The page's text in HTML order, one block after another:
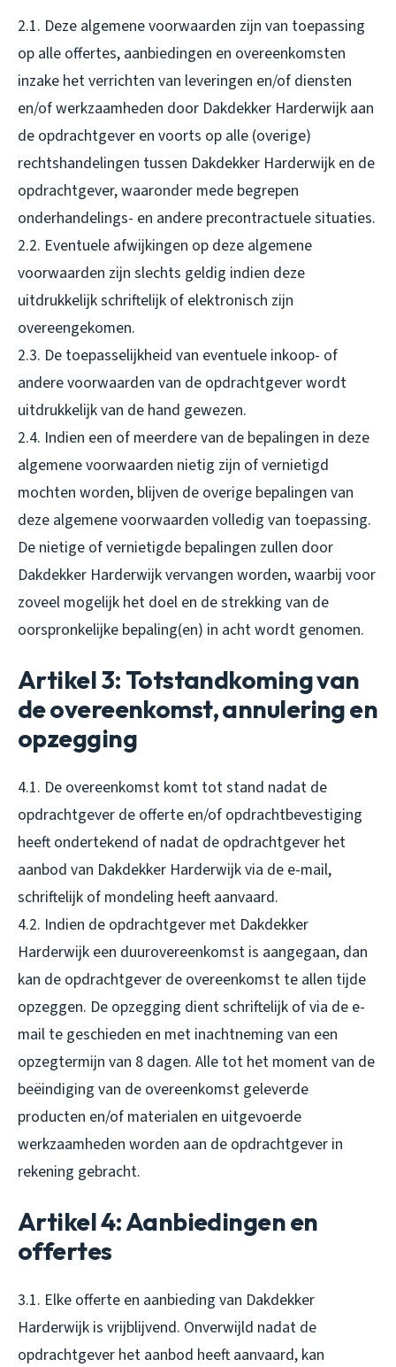
2.1. Deze algemene voorwaarden zijn van toepassing
op alle offertes, aanbiedingen en overeenkomsten
inzake het verrichten van leveringen en/of diensten
en/of werkzaamheden door Dakdekker Harderwijk aan
de opdrachtgever en voorts op alle (overige)
rechtshandelingen tussen Dakdekker Harderwijk en de
opdrachtgever, waaronder mede begrepen
onderhandelings- en andere precontractuele situaties.
2.2. Eventuele afwijkingen op deze algemene
voorwaarden zijn slechts geldig indien deze
uitdrukkelijk schriftelijk of elektronisch zijn
overeengekomen.
2.3. De toepasselijkheid van eventuele inkoop- of
andere voorwaarden van de opdrachtgever wordt
uitdrukkelijk van de hand gewezen.
2.4. Indien een of meerdere van de bepalingen in deze
algemene voorwaarden nietig zijn of vernietigd
mochten worden, blijven de overige bepalingen van
deze algemene voorwaarden volledig van toepassing.
De nietige of vernietigde bepalingen zullen door
Dakdekker Harderwijk vervangen worden, waarbij voor
zoveel mogelijk het doel en de strekking van de
oorspronkelijke bepaling(en) in acht wordt genomen.
Artikel 3: Totstandkoming van
de overeenkomst, annulering en
opzegging
4.1. De overeenkomst komt tot stand nadat de
opdrachtgever de offerte en/of opdrachtbevestiging
heeft ondertekend of nadat de opdrachtgever het
aanbod van Dakdekker Harderwijk via de e-mail,
schriftelijk of mondeling heeft aanvaard.
4.2. Indien de opdrachtgever met Dakdekker
Harderwijk een duurovereenkomst is aangegaan, dan
kan de opdrachtgever de overeenkomst te allen tijde
opzeggen. De opzegging dient schriftelijk of via de e-
mail te geschieden en met inachtneming van een
opzegtermijn van 8 dagen. Alle tot het moment van de
beëindiging van de overeenkomst geleverde
producten en/of materialen en uitgevoerde
werkzaamheden worden aan de opdrachtgever in
rekening gebracht.
Artikel 4: Aanbiedingen en
offertes
3.1. Elke offerte en aanbieding van Dakdekker
Harderwijk is vrijblijvend. Onverwijld nadat de
opdrachtgever het aanbod heeft aanvaard, kan